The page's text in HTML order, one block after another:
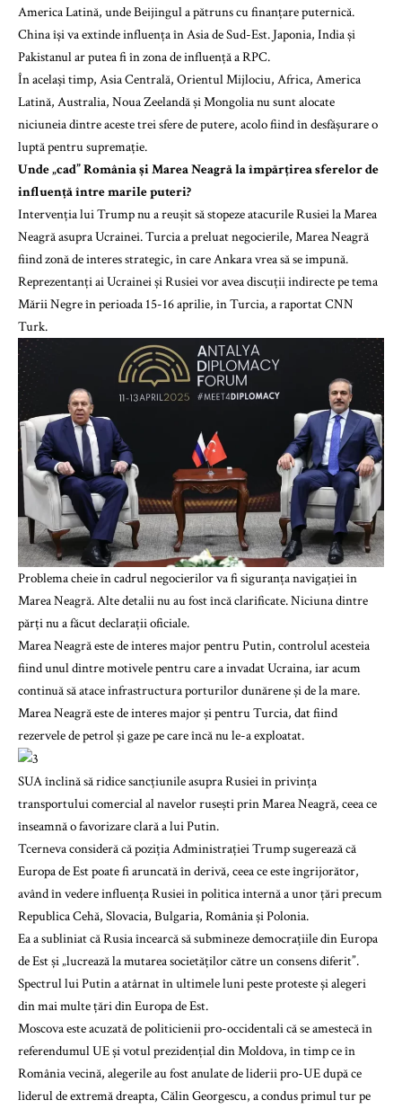
America Latină, unde Beijingul a pătruns cu finanțare puternică.
China își va extinde influența în Asia de Sud-Est. Japonia, India și
Pakistanul ar putea fi în zona de influență a RPC.
În același timp, Asia Centrală, Orientul Mijlociu, Africa, America
Latină, Australia, Noua Zeelandă și Mongolia nu sunt alocate
niciuneia dintre aceste trei sfere de putere, acolo fiind în desfășurare o
luptă pentru supremație.
Unde „cad” România și Marea Neagră la împărțirea sferelor de
influență între marile puteri?
Intervenția lui Trump nu a reușit să stopeze atacurile Rusiei la Marea
Neagră asupra Ucrainei. Turcia a preluat negocierile, Marea Neagră
fiind zonă de interes strategic, în care Ankara vrea să se impună.
Reprezentanți ai Ucrainei și Rusiei vor avea discuții indirecte pe tema
Mării Negre în perioada 15-16 aprilie, în Turcia, a raportat CNN
Turk.
Problema cheie în cadrul negocierilor va fi siguranța navigației în
Marea Neagră. Alte detalii nu au fost încă clarificate. Niciuna dintre
părți nu a făcut declarații oficiale.
Marea Neagră este de interes major pentru Putin, controlul acesteia
fiind unul dintre motivele pentru care a invadat Ucraina, iar acum
continuă să atace infrastructura porturilor dunărene și de la mare.
Marea Neagră este de interes major și pentru Turcia, dat fiind
rezervele de petrol și gaze pe care încă nu le-a exploatat.
SUA înclină să ridice sancțiunile asupra Rusiei în privința
transportului comercial al navelor rusești prin Marea Neagră, ceea ce
înseamnă o favorizare clară a lui Putin.
Tcerneva consideră că poziția Administrației Trump sugerează că
Europa de Est poate fi aruncată în derivă, ceea ce este îngrijorător,
având în vedere influența Rusiei în politica internă a unor țări precum
Republica Cehă, Slovacia, Bulgaria, România și Polonia.
Ea a subliniat că Rusia încearcă să submineze democrațiile din Europa
de Est și „lucrează la mutarea societăților către un consens diferit”.
Spectrul lui Putin a atârnat în ultimele luni peste proteste și alegeri
din mai multe țări din Europa de Est.
Moscova este acuzată de politicienii pro-occidentali că se amestecă în
referendumul UE și votul prezidențial din Moldova, în timp ce în
România vecină, alegerile au fost anulate de liderii pro-UE după ce
liderul de extremă dreapta, Călin Georgescu, a condus primul tur pe